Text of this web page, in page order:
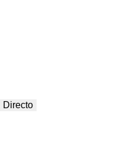
Directo